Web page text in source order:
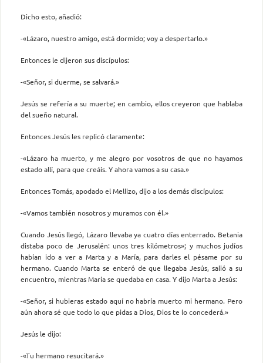
Dicho esto, añadió:
-«Lázaro, nuestro amigo, está dormido; voy a despertarlo.»
Entonces le dijeron sus discípulos:
-«Señor, si duerme, se salvará.»
Jesús se refería a su muerte; en cambio, ellos creyeron que hablaba
del sueño natural.
Entonces Jesús les replicó claramente:
-«Lázaro ha muerto, y me alegro por vosotros de que no hayamos
estado allí, para que creáis. Y ahora vamos a su casa.»
Entonces Tomás, apodado el Mellizo, dijo a los demás discípulos:
-«Vamos también nosotros y muramos con él.»
Cuando Jesús llegó, Lázaro llevaba ya cuatro días enterrado. Be­tania
distaba poco de Jerusalén: unos tres kilómetros»; y muchos judíos
habían ido a ver a Marta y a María, para darles el pésame por su
hermano. Cuando Marta se enteró de que llegaba Jesús, salió a su
encuentro, mientras María se quedaba en casa. Y dijo Marta a Jesús:
-«Señor, si hubieras estado aquí no habría muerto mi hermano. Pero
aún ahora sé que todo lo que pidas a Dios, Dios te lo concederá.»
Jesús le dijo:
-«Tu hermano resucitará.»